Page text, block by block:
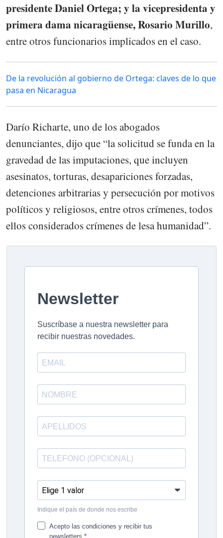
presidente Daniel Ortega; y la vicepresidenta y
primera dama nicaragüense, Rosario Murillo,
entre otros funcionarios implicados en el caso.
De la revolución al gobierno de Ortega: claves de lo que
pasa en Nicaragua
Darío Richarte, uno de los abogados
denunciantes, dijo que “la solicitud se funda en la
gravedad de las imputaciones, que incluyen
asesinatos, torturas, desapariciones forzadas,
detenciones arbitrarias y persecución por motivos
políticos y religiosos, entre otros crímenes, todos
ellos considerados crímenes de lesa humanidad”.